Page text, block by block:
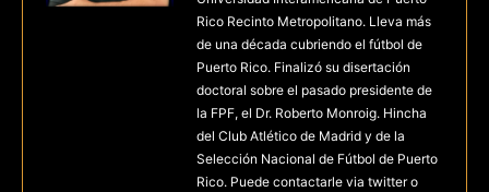
Rico Recinto Metropolitano. Lleva más
de una década cubriendo el fútbol de
Puerto Rico. Finalizó su disertación
doctoral sobre el pasado presidente de
la FPF, el Dr. Roberto Monroig. Hincha
del Club Atlético de Madrid y de la
Selección Nacional de Fútbol de Puerto
Rico. Puede contactarle via twitter o